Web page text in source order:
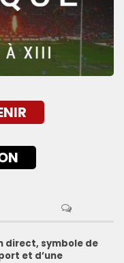
direct, symbole de
et d’une